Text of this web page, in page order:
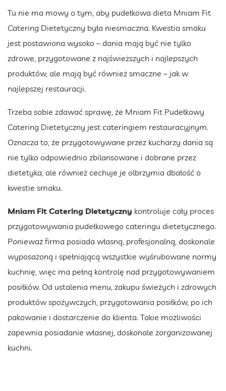
Tu nie ma mowy o tym, aby pudełkowa dieta Mniam Fit
Catering Dietetyczny była niesmaczna. Kwestia smaku
jest postawiona wysoko – dania mają być nie tylko
zdrowe, przygotowane z najświeższych i najlepszych
produktów, ale mają być również smaczne – jak w
najlepszej restauracji.
Trzeba sobie zdawać sprawę, że Mniam Fit Pudełkowy
Catering Dietetyczny jest cateringiem restauracyjnym.
Oznacza to, że przygotowywane przez kucharzy dania są
nie tylko odpowiednio zbilansowane i dobrane przez
dietetyka, ale również cechuje je olbrzymia dbałość o
kwestie smaku.
Mniam Fit Catering Dietetyczny kontroluje cały proces
przygotowywania pudełkowego cateringu dietetycznego.
Ponieważ firma posiada własną, profesjonalną, doskonale
wyposażoną i spełniającą wszystkie wyśrubowane normy
kuchnię, więc ma pełną kontrolę nad przygotowywaniem
posiłków. Od ustalenia menu, zakupu świeżych i zdrowych
produktów spożywczych, przygotowania posiłków, po ich
pakowanie i dostarczenie do klienta. Takie możliwości
zapewnia posiadanie własnej, doskonale zorganizowanej
kuchni.